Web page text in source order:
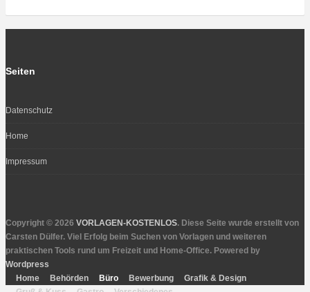
Seiten
Datenschutz
Home
Impressum
Copyright © 2026 VORLAGEN-KOSTENLOS. Diese Seite wurde erstellt von
Carsten Dülfer. Viel Erfolg beim Suchen von Vorlagen und weiteren
praktischen Tools rund um Freizeit und Home-Office. Powered by
Wordpress
Home
Behörden Büro Bewerbung
Grafik & Design